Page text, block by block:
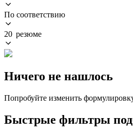
По соответствию
20 резюме
Ничего не нашлось
Попробуйте изменить
Быстрые фильтры